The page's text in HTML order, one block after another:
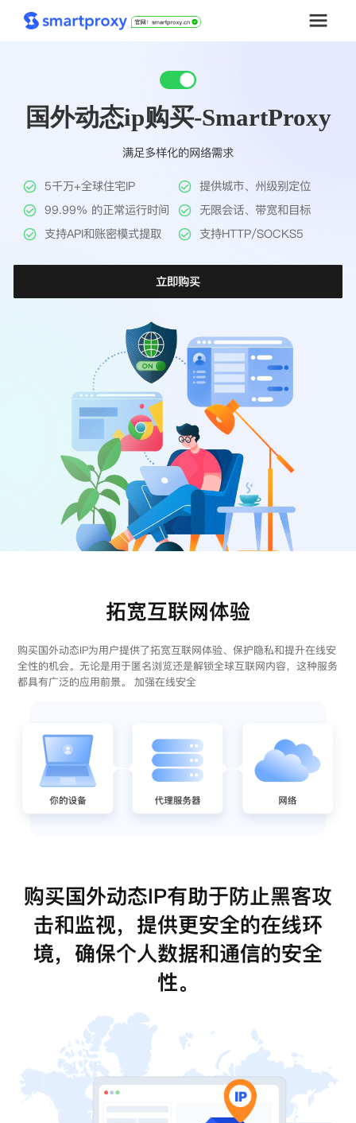
套餐购买
工具
帮助中心
国外动态ip购买-SmartProxy
满足多样化的网络需求
5千万+全球住宅IP
提供城市、州级别定位
99.99% 的正常运行时间
无限会话、带宽和目标
支持API和账密模式提取
支持HTTP/SOCKS5
立即购买
拓宽互联网体验
购买国外动态IP为用户提供了拓宽互联网体验、保护隐私和提升在线安
全性的机会。无论是用于匿名浏览还是解锁全球互联网内容，这种服务
都具有广泛的应用前景。 加强在线安全
购买国外动态IP有助于防止黑客攻
击和监视，提供更安全的在线环
境，确保个人数据和通信的安全
性。